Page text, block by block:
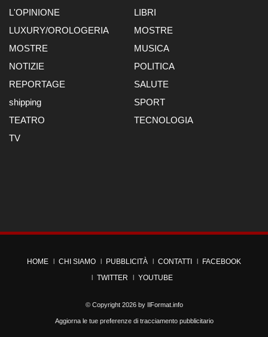
L'OPINIONE
LIBRI
LUXURY/OROLOGERIA
MOSTRE
MOSTRE
MUSICA
NOTIZIE
POLITICA
REPORTAGE
SALUTE
shipping
SPORT
TEATRO
TECNOLOGIA
TV
HOME CHI SIAMO PUBBLICITÀ CONTATTI
FACEBOOK
TWITTER
YOUTUBE
© Copyright 2026 by IlFormat.info
Aggiorna le tue preferenze di tracciamento pubblicitario